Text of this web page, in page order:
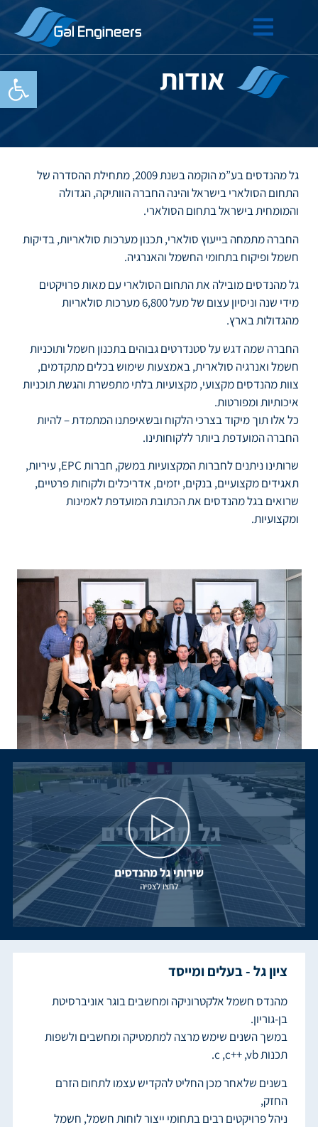
פתח אודות
גל מהנדסים בע”מ הוקמה בשנת 2009, מתחילת ההסדרה של
התחום הסולארי בישראל והינה החברה הוותיקה, הגדולה
והמומחית בישראל בתחום הסולארי.
החברה מתמחה בייעוץ סולארי, תכנון מערכות סולאריות, בדיקות
חשמל ופיקוח בתחומי החשמל והאנרגיה.
גל מהנדסים מובילה את התחום הסולארי עם מאות פרויקטים
מידי שנה וניסיון עצום של מעל 6,800 מערכות סולאריות
מהגדולות בארץ.
החברה שמה דגש על סטנדרטים גבוהים בתכנון חשמל ותוכניות
חשמל ואנרגיה סולארית, באמצעות שימוש בכלים מתקדמים,
צוות מהנדסים מקצועי, מקצועיות בלתי מתפשרת והגשת תוכניות
איכותיות ומפורטות.
כל אלו תוך מיקוד בצרכי הלקוח ובשאיפתנו המתמדת – להיות
החברה המועדפת ביותר ללקוחותינו.
שרותינו ניתנים לחברות המקצועיות במשק, חברות EPC, עיריות,
תאגידים מקצועיים, בנקים, יזמים, אדריכלים ולקוחות פרטיים,
שרואים בגל מהנדסים את הכתובת המועדפת לאמינות
ומקצועיות.
ציון גל - בעלים ומייסד
מהנדס חשמל אלקטרוניקה ומחשבים בוגר אוניברסיטת
בן-גוריון.
במשך השנים שימש מרצה למתמטיקה ומחשבים ולשפות
תכנות c ,c++ ,vb.
בשנים שלאחר מכן החליט להקדיש עצמו לתחום הזרם
החזק,
ניהל פרויקטים רבים בתחומי ייצור לוחות חשמל, חשמל